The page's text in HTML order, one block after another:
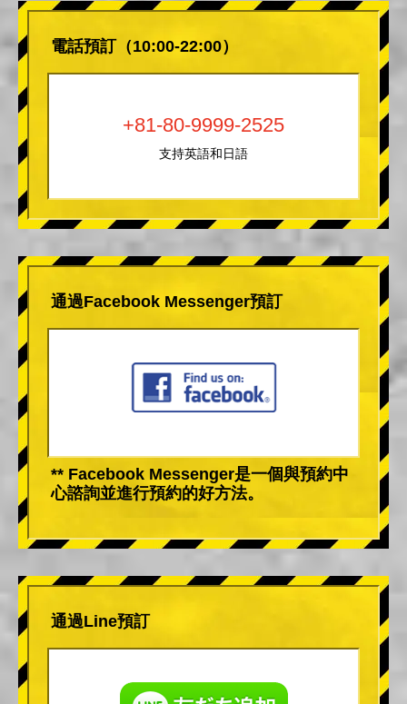
電話預訂（10:00-22:00）
+81-80-9999-2525
支持英語和日語
通過Facebook Messenger預訂
** Facebook Messenger是一個與預約中
心諮詢並進行預約的好方法。
通過Line預訂